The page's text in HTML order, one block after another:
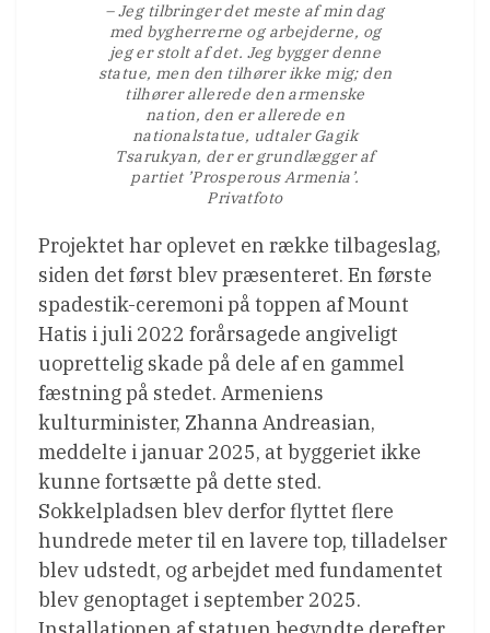
– Jeg tilbringer det meste af min dag
med bygherrerne og arbejderne, og
jeg er stolt af det. Jeg bygger denne
statue, men den tilhører ikke mig; den
tilhører allerede den armenske
nation, den er allerede en
nationalstatue, udtaler Gagik
Tsarukyan, der er grundlægger af
partiet ’Prosperous Armenia’.
Privatfoto
Projektet har oplevet en række tilbageslag,
siden det først blev præsenteret. En første
spadestik-ceremoni på toppen af ​​Mount
Hatis i juli 2022 forårsagede angiveligt
uoprettelig skade på dele af en gammel
fæstning på stedet. Armeniens
kulturminister, Zhanna Andreasian,
meddelte i januar 2025, at byggeriet ikke
kunne fortsætte på dette sted.
Sokkelpladsen blev derfor flyttet flere
hundrede meter til en lavere top, tilladelser
blev udstedt, og arbejdet med fundamentet
blev genoptaget i september 2025.